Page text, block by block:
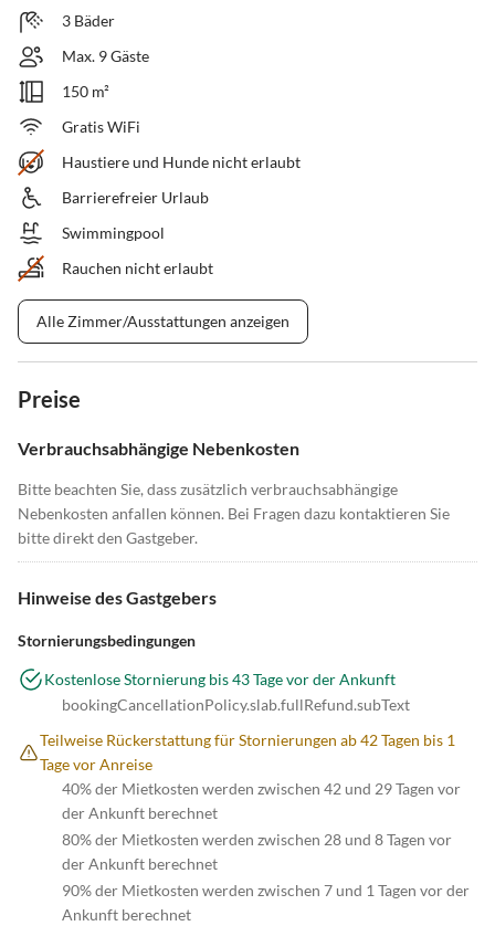
3 Bäder
Max. 9 Gäste
150 m²
Gratis WiFi
Haustiere und Hunde nicht erlaubt
Barrierefreier Urlaub
Swimmingpool
Rauchen nicht erlaubt
Alle Zimmer/Ausstattungen anzeigen
Preise
Verbrauchsabhängige Nebenkosten
Bitte beachten Sie, dass zusätzlich verbrauchsabhängige
Nebenkosten anfallen können. Bei Fragen dazu kontaktieren Sie
bitte direkt den Gastgeber.
Hinweise des Gastgebers
Stornierungsbedingungen
Kostenlose Stornierung bis 43 Tage vor der Ankunft
bookingCancellationPolicy.slab.fullRefund.subText
Teilweise Rückerstattung für Stornierungen ab 42 Tagen bis 1
Tage vor Anreise
40% der Mietkosten werden zwischen 42 und 29 Tagen vor
der Ankunft berechnet
80% der Mietkosten werden zwischen 28 und 8 Tagen vor
der Ankunft berechnet
90% der Mietkosten werden zwischen 7 und 1 Tagen vor der
Ankunft berechnet